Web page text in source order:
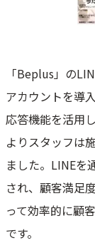
「Beplus」の
アカウントを導
応答機能を活用
よりスタッフは
ました。LINEを
され、顧客満足
って効率的に顧
です。